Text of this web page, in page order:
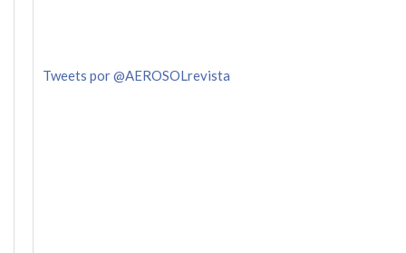
Tweets por @AEROSOLrevista